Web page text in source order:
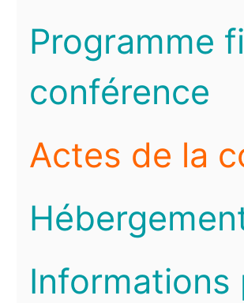
Programme
conférence
Actes de la
Informations